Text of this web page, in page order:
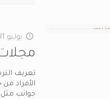
يوليو 31, 2024
تعريف
الأفراد من
جوانب مثل